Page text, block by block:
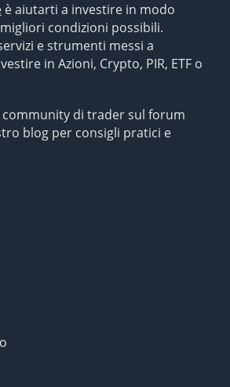
è aiutarti a investire in modo
condizioni possibili.
e strumenti messi a
in Azioni, Crypto, PIR, ETF o
di trader sul forum
blog per consigli pratici e